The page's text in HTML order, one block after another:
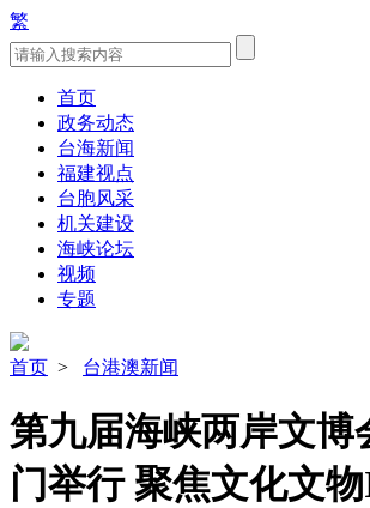
繁
首页
政务动态
台海新闻
福建视点
台胞风采
机关建设
海峡论坛
视频
专题
首页 > 台港澳新闻
第九届海峡两岸文博
门举行 聚焦文化文